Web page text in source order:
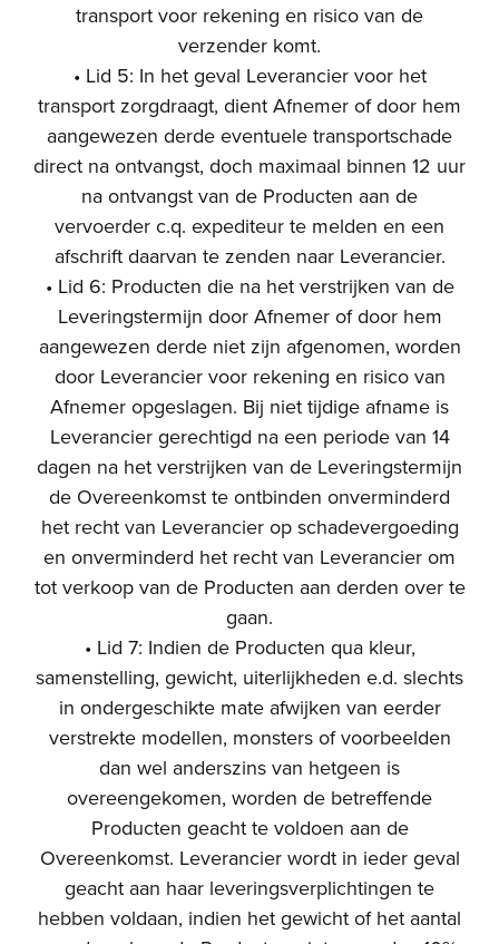
transport voor rekening en risico van de
verzender komt.
• Lid 5: In het geval Leverancier voor het
transport zorgdraagt, dient Afnemer of door hem
aangewezen derde eventuele transportschade
direct na ontvangst, doch maximaal binnen 12 uur
na ontvangst van de Producten aan de
vervoerder c.q. expediteur te melden en een
afschrift daarvan te zenden naar Leverancier.
• Lid 6: Producten die na het verstrijken van de
Leveringstermijn door Afnemer of door hem
aangewezen derde niet zijn afgenomen, worden
door Leverancier voor rekening en risico van
Afnemer opgeslagen. Bij niet tijdige afname is
Leverancier gerechtigd na een periode van 14
dagen na het verstrijken van de Leveringstermijn
de Overeenkomst te ontbinden onverminderd
het recht van Leverancier op schadevergoeding
en onverminderd het recht van Leverancier om
tot verkoop van de Producten aan derden over te
gaan.
• Lid 7: Indien de Producten qua kleur,
samenstelling, gewicht, uiterlijkheden e.d. slechts
in ondergeschikte mate afwijken van eerder
verstrekte modellen, monsters of voorbeelden
dan wel anderszins van hetgeen is
overeengekomen, worden de betreffende
Producten geacht te voldoen aan de
Overeenkomst. Leverancier wordt in ieder geval
geacht aan haar leveringsverplichtingen te
hebben voldaan, indien het gewicht of het aantal